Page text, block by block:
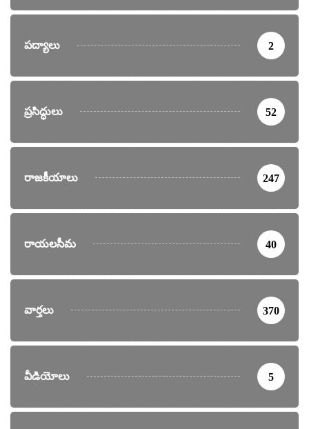
పద్యాలు 2
ప్రసిద్ధులు 52
రాజకీయాలు 247
రాయలసీమ 40
వార్తలు 370
వీడియోలు 5